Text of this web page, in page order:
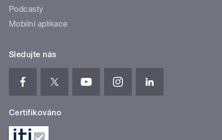
Podcasty
Mobilní aplikace
Sledujte nás
Certifikováno